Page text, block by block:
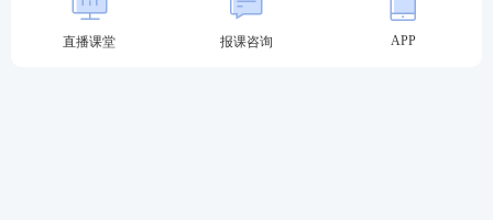
直播课堂 报课咨询 APP